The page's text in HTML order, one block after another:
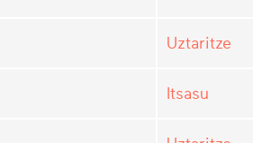
Uztaritze
Itsasu